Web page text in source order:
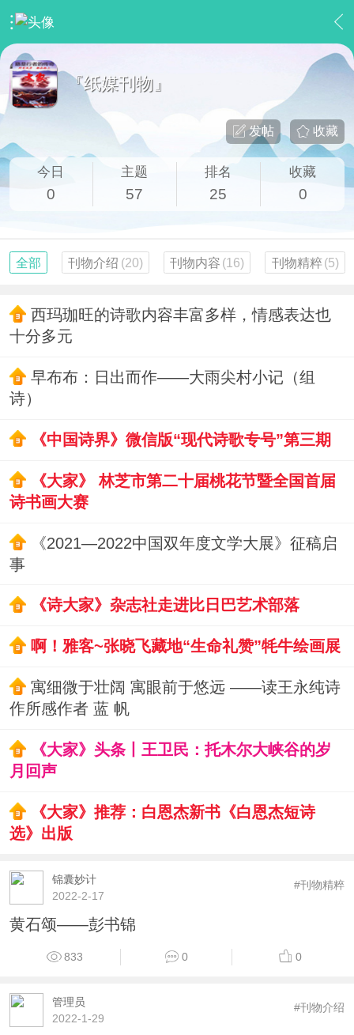
【大家刊物】 › 『纸媒刊物』
『纸媒刊物』
收藏
发帖
今日
0
主题
57
排名
25
收藏
0
全部 刊物介绍 (20) 刊物内容 (16) 刊物精粹 (5)
西玛珈旺的诗歌内容丰富多样，情感表达也
十分多元
早布布：日出而作——大雨尖村小记（组
诗）
《中国诗界》微信版“现代诗歌专号”第三期
《大家》 林芝市第二十届桃花节暨全国首届
诗书画大赛
《2021—2022中国双年度文学大展》征稿启
事
《诗大家》杂志社走进比日巴艺术部落
啊！雅客~张晓飞藏地“生命礼赞”牦牛绘画展
寓细微于壮阔 寓眼前于悠远 ——读王永纯诗
作所感作者 蓝 帆
《大家》头条丨王卫民：托木尔大峡谷的岁
月回声
《大家》推荐：白恩杰新书《白恩杰短诗
选》出版
锦囊妙计
2022-2-17
#刊物精粹
黄石颂——彭书锦
833 0 0
管理员
2022-1-29
#刊物介绍